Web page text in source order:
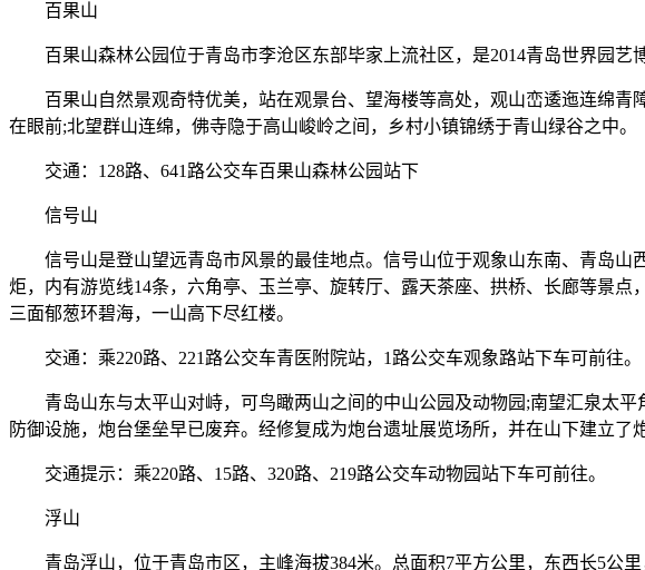
百果山
百果山森林公园位于青岛市李沧区东部毕家上流社区，是2014青岛世界园艺博
百果山自然景观奇特优美，站在观景台、望海楼等高处，观山峦逶迤连绵青
在眼前;北望群山连绵，佛寺隐于高山峻岭之间，乡村小镇锦绣于青山绿谷之中。
交通：128路、641路公交车百果山森林公园站下
信号山
信号山是登山望远青岛市风景的最佳地点。信号山位于观象山东南、青岛山
炬，内有游览线14条，六角亭、玉兰亭、旋转厅、露天茶座、拱桥、长廊等景
三面郁葱环碧海，一山高下尽红楼。
交通：乘220路、221路公交车青医附院站，1路公交车观象路站下车可前往。
青岛山东与太平山对峙，可鸟瞰两山之间的中山公园及动物园;南望汇泉太平
防御设施，炮台堡垒早已废弃。经修复成为炮台遗址展览场所，并在山下建立
交通提示：乘220路、15路、320路、219路公交车动物园站下车可前往。
浮山
青岛浮山，位于青岛市区，主峰海拔384米。总面积7平方公里，东西长5公里